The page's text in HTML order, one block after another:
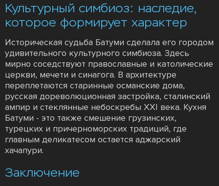
Культурный симбиоз: наследие,
которое формирует характер
Историческая судьба Батуми сделала его городом
удивительного культурного симбиоза. Здесь
мирно соседствуют православные и католические
церкви, мечети и синагога. В архитектуре
переплетаются старинные османские дома,
русская дореволюционная застройка, сталинский
ампир и стеклянные небоскребы XXI века. Кухня
Батуми - это также смешение грузинских,
турецких и причерноморских традиций, где
главным деликатесом остается аджарский
хачапури.
Заключение